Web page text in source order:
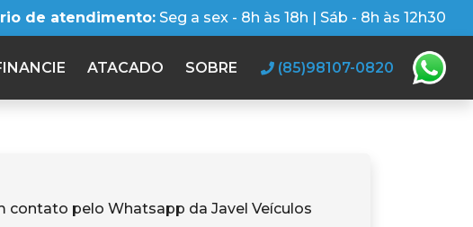
de atendimento: Seg a sex - 8h às 18h | Sáb - 8h às 12h30
ATACADO SOBRE (85)98107-0820
contato pelo Whatsapp da Javel Veículos